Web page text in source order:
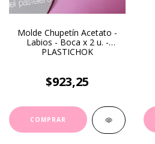
Molde Chupetín Acetato -
Labios - Boca x 2 u. -
PLASTICHOK
$923,25